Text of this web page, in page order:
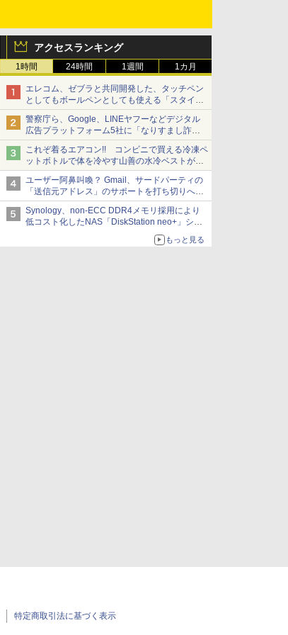
アクセスランキング
1時間 24時間 1週間 1カ月
エレコム、ゼブラと共同開発した、タッチペン
としてもボールペンとしても使える「スタイラ
スツーウェイ」発売 iPadにも紙にも、持ち替
えずに書き込める
警察庁ら、Google、LINEヤフーなどデジタル
広告プラットフォーム5社に「なりすまし詐欺
広告」対策強化を要請 著名人の写真や映像を
使った投資詐欺などへの対策として
これぞ着るエアコン!! コンビニで買える冷凍ペ
ットボトルで体を冷やす山善の水冷ベストがロ
ードバイクにちょうどいい【ぼっち・ざ・ろー
ど！その14】【空いた時間でなにしてる？】
ユーザー阿鼻叫喚？ Gmail、サードパーティの
「送信元アドレス」のサポートを打ち切りへ
【やじうまWatch】
Synology、non-ECC DDR4メモリ採用により
低コスト化したNAS「DiskStation neo+」シリ
ーズ 予算を抑えて導入でき、ECCメモリへの
もっと見る
特定商取引法に基づく表示